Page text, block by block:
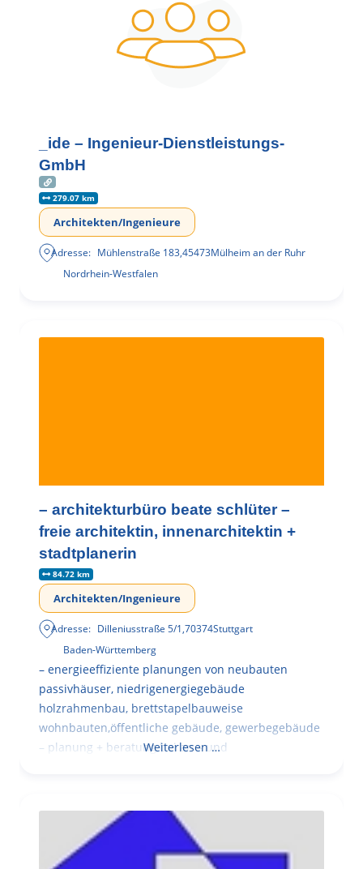
_ide – Ingenieur-Dienstleistungs-
GmbH
279.07 km
Architekten/Ingenieure
Adresse: Mühlenstraße 183,45473Mülheim an der Ruhr
Nordrhein-Westfalen
– architekturbüro beate schlüter –
freie architektin, innenarchitektin +
stadtplanerin
84.72 km
Architekten/Ingenieure
Adresse: Dilleniusstraße 5/1,70374Stuttgart
Baden-Württemberg
– energieeffiziente planungen von neubauten
passivhäuser, niedrigenergiegebäude
holzrahmenbau, brettstapelbauweise
wohnbauten,öffentliche gebäude, gewerbegebäude
– planung + beratung bei an – und
Weiterlesen …